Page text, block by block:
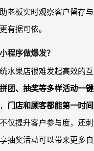
老板实时观察客户留存
有据可依。
程序做爆发？
水果店很难发起高效的互
团、抽奖等多样活动一
门店和顾客都能第一时
仅提升客户参与度，还
抽奖活动可以带来更多自